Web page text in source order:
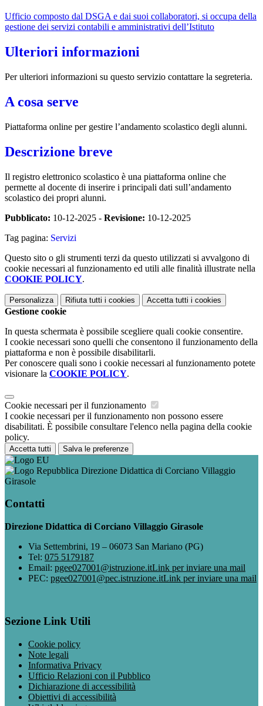
Ufficio composto dal DSGA e dai suoi collaboratori, si occupa della
gestione dei servizi contabili e amministrativi dell’Istituto
Ulteriori informazioni
Per ulteriori informazioni su questo servizio contattare la segreteria.
A cosa serve
Piattaforma online per gestire l’andamento scolastico degli alunni.
Descrizione breve
Il registro elettronico scolastico è una piattaforma online che
permette al docente di inserire i principali dati sull’andamento
scolastico dei propri alunni.
Pubblicato: 10-12-2025 - Revisione: 10-12-2025
Tag pagina: Servizi
Questo sito o gli strumenti terzi da questo utilizzati si avvalgono di
cookie necessari al funzionamento ed utili alle finalità illustrate nella
COOKIE POLICY.
Personalizza Rifiuta tutti i cookies Accetta tutti i cookies
Gestione cookie
In questa schermata è possibile scegliere quali cookie consentire.
I cookie necessari sono quelli che consentono il funzionamento della
piattaforma e non è possibile disabilitarli.
Per conoscere quali sono i cookie necessari al funzionamento potete
visionare la COOKIE POLICY.
Cookie necessari per il funzionamento
I cookie necessari per il funzionamento non possono essere
disabilitati. È possibile consultare l'elenco nella pagina della cookie
policy.
Accetta tutti Salva le preferenze
Direzione Didattica di Corciano Villaggio
Girasole
Contatti
Direzione Didattica di Corciano Villaggio Girasole
Via Settembrini, 19 – 06073 San Mariano (PG)
Tel: 075 5179187
Email: pgee027001@istruzione.itLink per inviare una mail
PEC: pgee027001@pec.istruzione.itLink per inviare una mail
Sezione Link Utili
Cookie policy
Note legali
Informativa Privacy
Ufficio Relazioni con il Pubblico
Dichiarazione di accessibilità
Obiettivi di accessibilità